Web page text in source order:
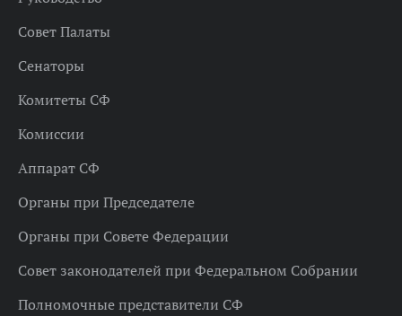
Совет Палаты
Сенаторы
Комитеты СФ
Комиссии
Аппарат СФ
Органы при Председателе
Органы при Совете Федерации
Совет законодателей при Федеральном Собрании
Полномочные представители СФ